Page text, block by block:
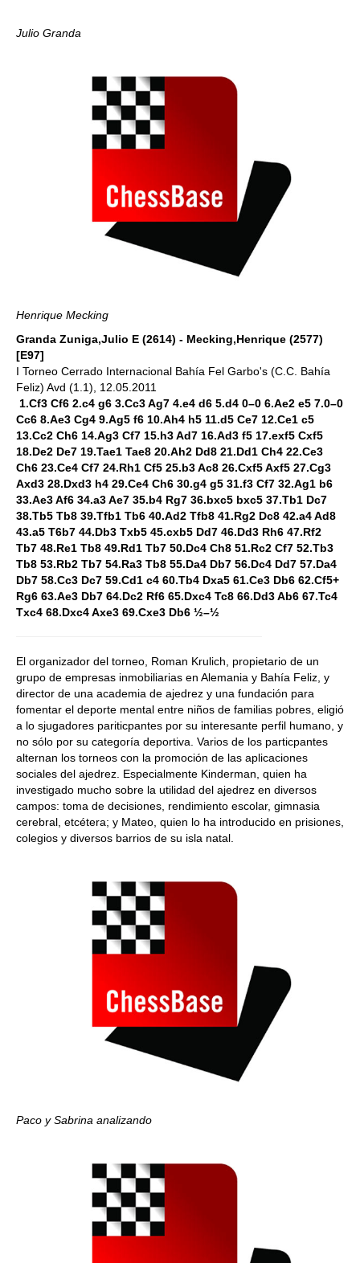
Julio Granda
Henrique Mecking
Granda Zuniga,Julio E (2614) - Mecking,Henrique (2577)
[E97]
I Torneo Cerrado Internacional Bahía Fel Garbo's (C.C. Bahía
Feliz) Avd (1.1), 12.05.2011
1.Cf3 Cf6 2.c4 g6 3.Cc3 Ag7 4.e4 d6 5.d4 0–0 6.Ae2 e5 7.0–0
Cc6 8.Ae3 Cg4 9.Ag5 f6 10.Ah4 h5 11.d5 Ce7 12.Ce1 c5
13.Cc2 Ch6 14.Ag3 Cf7 15.h3 Ad7 16.Ad3 f5 17.exf5 Cxf5
18.De2 De7 19.Tae1 Tae8 20.Ah2 Dd8 21.Dd1 Ch4 22.Ce3
Ch6 23.Ce4 Cf7 24.Rh1 Cf5 25.b3 Ac8 26.Cxf5 Axf5 27.Cg3
Axd3 28.Dxd3 h4 29.Ce4 Ch6 30.g4 g5 31.f3 Cf7 32.Ag1 b6
33.Ae3 Af6 34.a3 Ae7 35.b4 Rg7 36.bxc5 bxc5 37.Tb1 Dc7
38.Tb5 Tb8 39.Tfb1 Tb6 40.Ad2 Tfb8 41.Rg2 Dc8 42.a4 Ad8
43.a5 T6b7 44.Db3 Txb5 45.cxb5 Dd7 46.Dd3 Rh6 47.Rf2
Tb7 48.Re1 Tb8 49.Rd1 Tb7 50.Dc4 Ch8 51.Rc2 Cf7 52.Tb3
Tb8 53.Rb2 Tb7 54.Ra3 Tb8 55.Da4 Db7 56.Dc4 Dd7 57.Da4
Db7 58.Cc3 Dc7 59.Cd1 c4 60.Tb4 Dxa5 61.Ce3 Db6 62.Cf5+
Rg6 63.Ae3 Db7 64.Dc2 Rf6 65.Dxc4 Tc8 66.Dd3 Ab6 67.Tc4
Txc4 68.Dxc4 Axe3 69.Cxe3 Db6 ½–½
El organizador del torneo, Roman Krulich, propietario de un
grupo de empresas inmobiliarias en Alemania y Bahía Feliz, y
director de una academia de ajedrez y una fundación para
fomentar el deporte mental entre niños de familias pobres, eligió
a lo sjugadores pariticpantes por su interesante perfil humano, y
no sólo por su categoría deportiva. Varios de los particpantes
alternan los torneos con la promoción de las aplicaciones
sociales del ajedrez. Especialmente Kinderman, quien ha
investigado mucho sobre la utilidad del ajedrez en diversos
campos: toma de decisiones, rendimiento escolar, gimnasia
cerebral, etcétera; y Mateo, quien lo ha introducido en prisiones,
colegios y diversos barrios de su isla natal.
Paco y Sabrina analizando